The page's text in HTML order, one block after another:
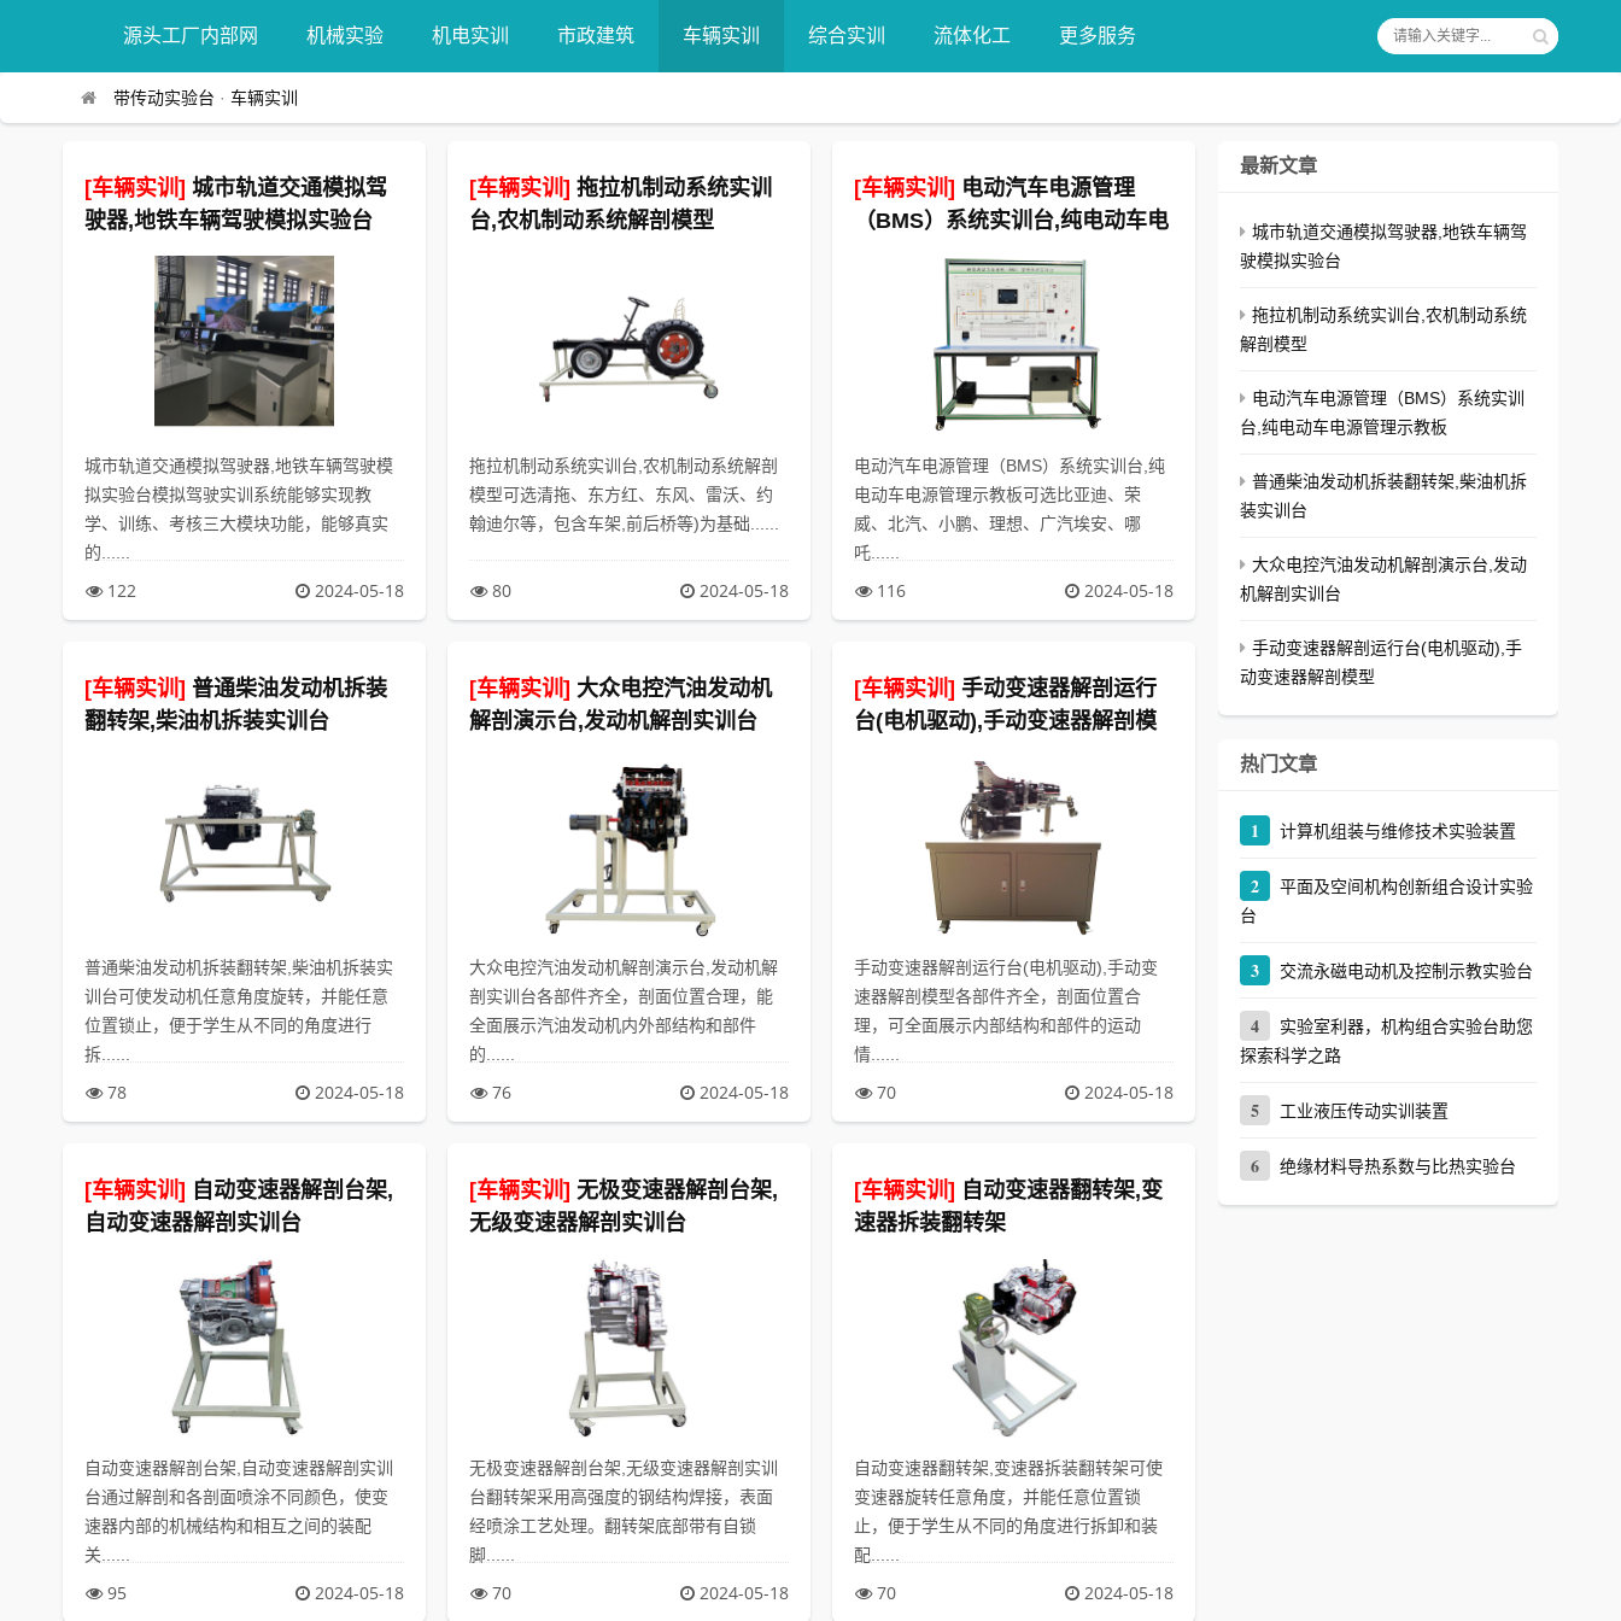
源头工厂内部网 机械实验 机电实训 市政建筑 车辆实训 综合实训 流体化工 更多服务
带传动实验台 · 车辆实训
[车辆实训] 城市轨道交通模拟驾
驶器,地铁车辆驾驶模拟实验台
城市轨道交通模拟驾驶器,地铁车辆驾驶模
拟实验台模拟驾驶实训系统能够实现教
学、训练、考核三大模块功能，能够真实
的......
122 2024-05-18
[车辆实训] 拖拉机制动系统实训
台,农机制动系统解剖模型
拖拉机制动系统实训台,农机制动系统解剖
模型可选清拖、东方红、东风、雷沃、约
翰迪尔等，包含车架,前后桥等)为基础......
80 2024-05-18
[车辆实训] 电动汽车电源管理
（BMS）系统实训台,纯电动车电
源管理示教板
电动汽车电源管理（BMS）系统实训台,纯
电动车电源管理示教板可选比亚迪、荣
威、北汽、小鹏、理想、广汽埃安、哪
吒......
116 2024-05-18
[车辆实训] 普通柴油发动机拆装
翻转架,柴油机拆装实训台
普通柴油发动机拆装翻转架,柴油机拆装实
训台可使发动机任意角度旋转，并能任意
位置锁止，便于学生从不同的角度进行
拆......
78 2024-05-18
[车辆实训] 大众电控汽油发动机
解剖演示台,发动机解剖实训台
大众电控汽油发动机解剖演示台,发动机解
剖实训台各部件齐全，剖面位置合理，能
全面展示汽油发动机内外部结构和部件
的......
76 2024-05-18
[车辆实训] 手动变速器解剖运行
台(电机驱动),手动变速器解剖模
手动变速器解剖运行台(电机驱动),手动变
速器解剖模型各部件齐全，剖面位置合
理，可全面展示内部结构和部件的运动
情......
70 2024-05-18
[车辆实训] 自动变速器解剖台架,
自动变速器解剖实训台
自动变速器解剖台架,自动变速器解剖实训
台通过解剖和各剖面喷涂不同颜色，使变
速器内部的机械结构和相互之间的装配
关......
95 2024-05-18
[车辆实训] 无极变速器解剖台架,
无级变速器解剖实训台
无极变速器解剖台架,无级变速器解剖实训
台翻转架采用高强度的钢结构焊接，表面
经喷涂工艺处理。翻转架底部带有自锁
脚......
70 2024-05-18
[车辆实训] 自动变速器翻转架,变
速器拆装翻转架
自动变速器翻转架,变速器拆装翻转架可使
变速器旋转任意角度，并能任意位置锁
止，便于学生从不同的角度进行拆卸和装
配......
70 2024-05-18
最新文章
城市轨道交通模拟驾驶器,地铁车辆驾
驶模拟实验台
拖拉机制动系统实训台,农机制动系统
解剖模型
电动汽车电源管理（BMS）系统实训
台,纯电动车电源管理示教板
普通柴油发动机拆装翻转架,柴油机拆
装实训台
大众电控汽油发动机解剖演示台,发动
机解剖实训台
手动变速器解剖运行台(电机驱动),手
动变速器解剖模型
热门文章
1 计算机组装与维修技术实验装置
2
平面及空间机构创新组合设计实验
台
3 交流永磁电动机及控制示教实验台
4
实验室利器，机构组合实验台助您
探索科学之路
5 工业液压传动实训装置
6 绝缘材料导热系数与比热实验台